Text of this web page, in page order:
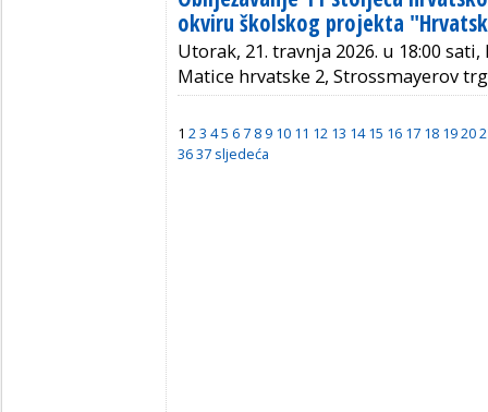
okviru školskog projekta
Utorak, 21. travnja 2026. u 18:00
Matice hrvatske 2, Strossmayerov
1 23 45 6 7 8 9 10 11 12 13 14 15 16 17 18 1920
3637 sljedeća